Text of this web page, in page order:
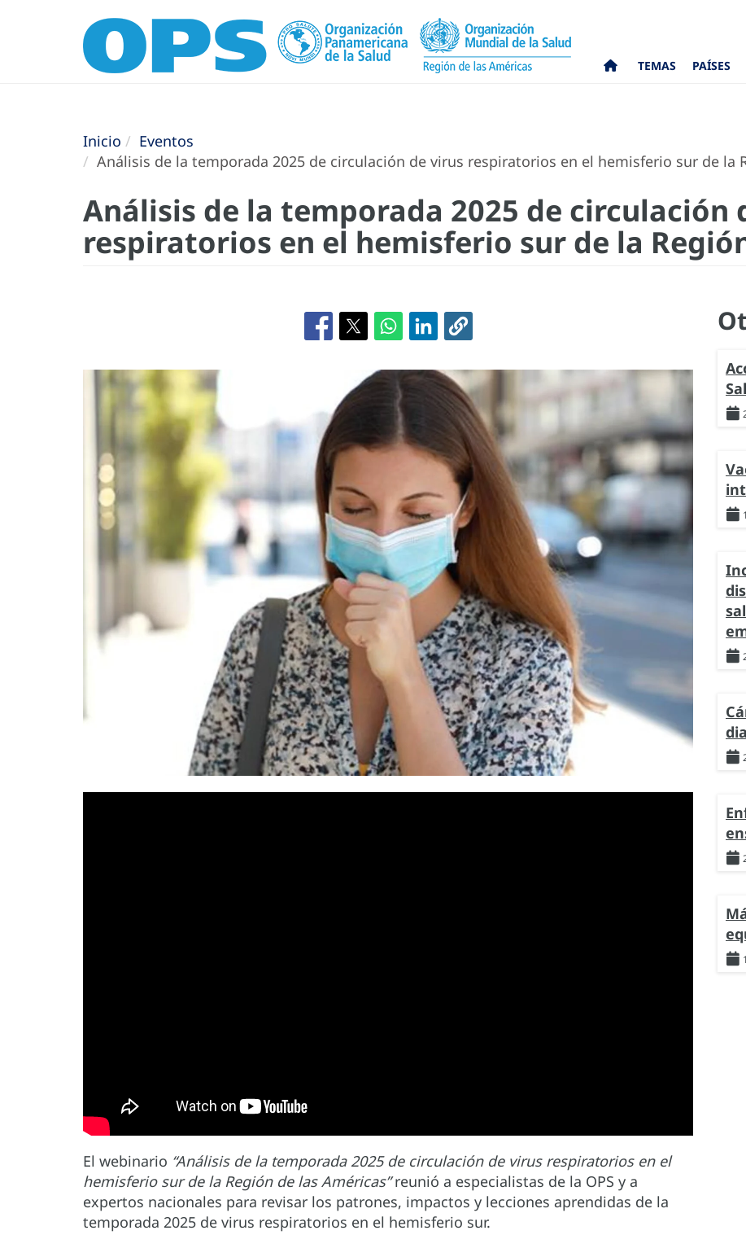
TEMAS PAÍSES
Inicio
Eventos
Análisis de la temporada 2025 de circulación de virus respiratorios en el hemisferio sur de la
Análisis de la temporada 2025 de circulación
respiratorios en el hemisferio sur de la
El webinario “Análisis de la temporada 2025 de circulación de virus respiratorios en el
hemisferio sur de la Región de las Américas”reunió a especialistas de la OPS y a
expertos nacionales para revisar los patrones, impactos y lecciones aprendidas de la
temporada 2025 de virus respiratorios en el hemisferio sur.